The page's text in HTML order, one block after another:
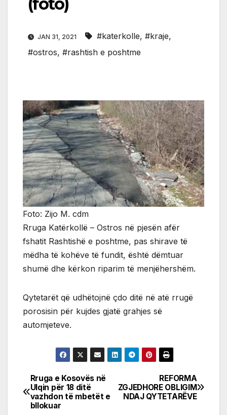
JAN 31, 2021 #katerkolle, #kraje,
#ostros, #rashtish e poshtme
Foto: Zijo M. cdm
Rruga Katërkollë – Ostros në pjesën afër
fshatit Rashtishë e poshtme, pas shirave të
mëdha të kohëve të fundit, është dëmtuar
shumë dhe kërkon riparim të menjëhershëm.
Qytetarët që udhëtojnë çdo ditë në atë rrugë
porosisin për kujdes gjatë grahjes së
automjeteve.
Post
navigation
REFORMA
ZGJEDHORE OBLIGIM
NDAJ QYTETARËVE
Rruga e Kosovës në
Ulqin për 18 ditë
vazhdon të mbetët e
bllokuar